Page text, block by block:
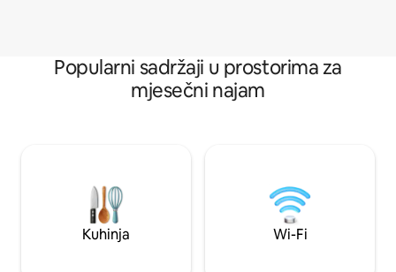
Popularni sadržaji u prostorima za
mjesečni najam
Kuhinja Wi-Fi